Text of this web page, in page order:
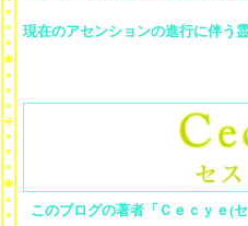
現在のアセンションの進行に伴う
このブログの著者「Ｃｅｃｙｅ(